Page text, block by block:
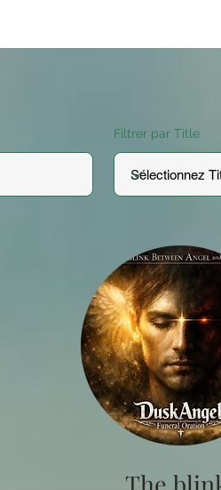
Filtrer par Title